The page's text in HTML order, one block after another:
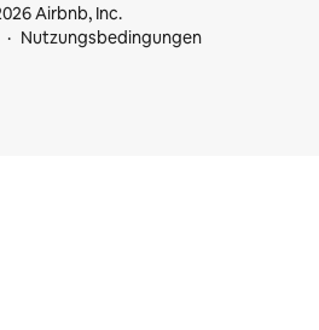
Airbnb, Inc.
Nutzungsbedingungen